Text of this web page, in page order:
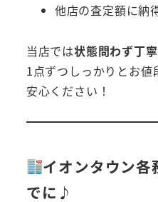
他店の査定額に納
当店では状態問わず丁
1点ずつしっかりとお
安心ください！
イオンタウン各
でに♪